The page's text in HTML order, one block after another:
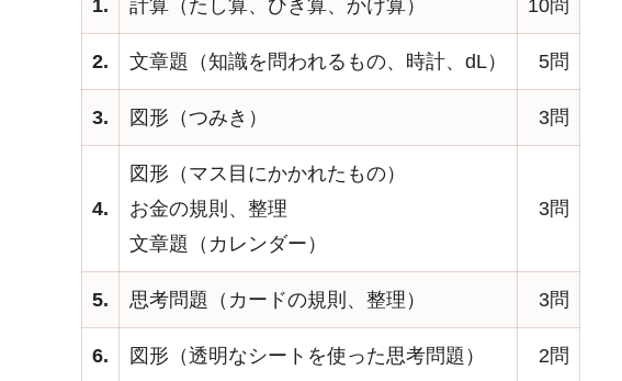
1. 計算（たし算、ひき算、かけ算） 10問
2. 文章題（知識を問われるもの、時計、dL） 5問
3. 図形（つみき） 3問
4.
図形（マス目にかかれたもの）
お金の規則、整理
文章題（カレンダー）
3問
5. 思考問題（カードの規則、整理） 3問
6. 図形（透明なシートを使った思考問題） 2問